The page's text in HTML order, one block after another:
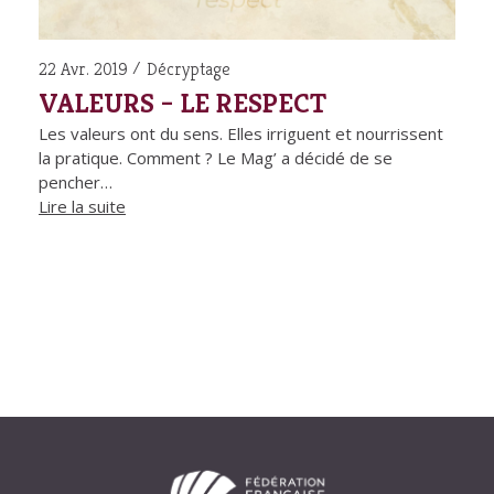
22 Avr. 2019 Décryptage
VALEURS – LE RESPECT
Les valeurs ont du sens. Elles irriguent et nourrissent
la pratique. Comment ? Le Mag’ a décidé de se
pencher…
Lire la suite